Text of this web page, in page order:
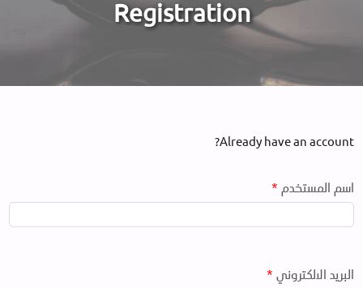
Registration
Already have an account?
اسم المستخدم*
البريد الالكتروني*